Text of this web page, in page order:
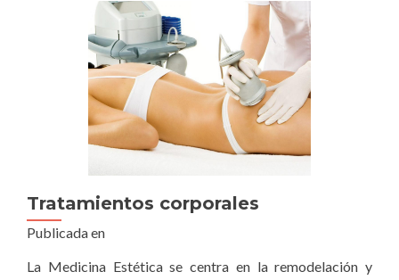
Tratamientos corporales
Publicada en
La Medicina Estética se centra en la remodelación y